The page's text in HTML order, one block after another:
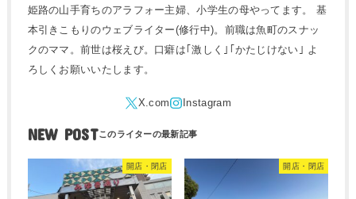
姫路の山手育ちのアラフォー主婦、小学生の母やってます。 基
本引きこもりのウェブライター(修行中)。前職は魚町のスナッ
クのママ。前世は桜えび。口癖は｢激しく｣｢かたじけない｣ よ
ろしくお願いいたします。
NEW POST
開店・閉店 開店・閉店